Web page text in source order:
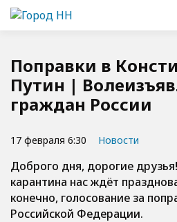
Поправки в
Путин |
граждан России
17 февраля 6:30 Новости
Доброго дня, дорогие
карантина нас ждёт
конечно, голосование за
Российской Федерации.